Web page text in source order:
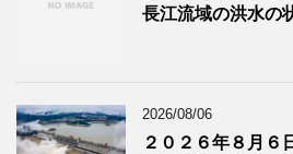
長江流域の洪水の
2026/08/06
２０２６年８月６